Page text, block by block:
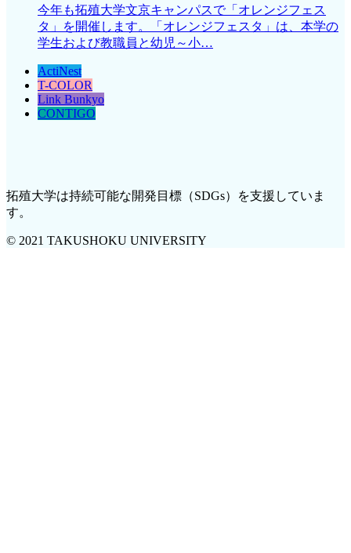
今年も拓殖大学文京キャンパスで「オレンジフェス
タ」を開催します。「オレンジフェスタ」は、本学の
学生および教職員と幼児～小…
ActiNest
T-COLOR
Link Bunkyo
CONTIGO
拓殖大学は持続可能な開発目標（SDGs）を支援していま
す。
© 2021 TAKUSHOKU UNIVERSITY